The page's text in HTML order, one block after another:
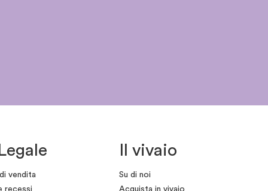
vendita
recessi
Il vivaio
Su di noi
Acquista in vivaio